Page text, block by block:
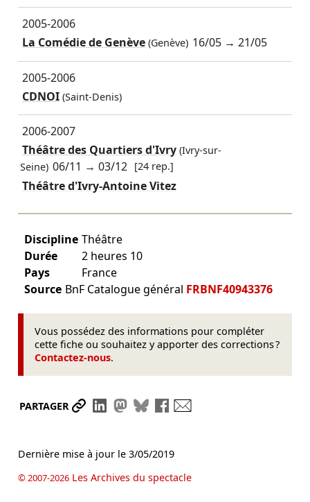
2005-2006
La Comédie de Genève(Genève) 16/05 →21/05
2005-2006
CDNOI(Saint-Denis)
2006-2007
Théâtre des Quartiers d'Ivry(Ivry-sur-
Seine) 06/11 →03/12 [24 rep.]
Théâtre d'Ivry-Antoine Vitez
Discipline Théâtre
Durée
2 heures 10
Pays
France
Source BnF Catalogue général FRBNF40943376
Vous possédez des informations pour compléter
cette fiche ou souhaitez y apporter des corrections ?
Contactez-nous.
PARTAGER Partager le lien
Partager sur LinkedIn
Partager sur Mastodon
Partager sur Bluesky
Partager sur Facebook
Dernière mise à jour le 3/05/2019
© 2007-2026Les Archives du spectacle